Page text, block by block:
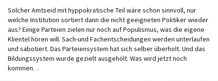
Solcher Amtseid mit hyppokratische Teil wäre schon sinnvoll, nur
welche Institution sortiert dann die nicht geeigneten Politiker wieder
aus? Einige Parteien zielen nur noch auf Populismus, was die eigene
Klientel hören will. Sach-und Fachentscheidungen werden unterlaufen
und sabotiert. Das Parteiensystem hat sich selber überholt. Und das
Bildungssystem wurde gezielt ausgehölt. Was wird jetzt noch
kommen…